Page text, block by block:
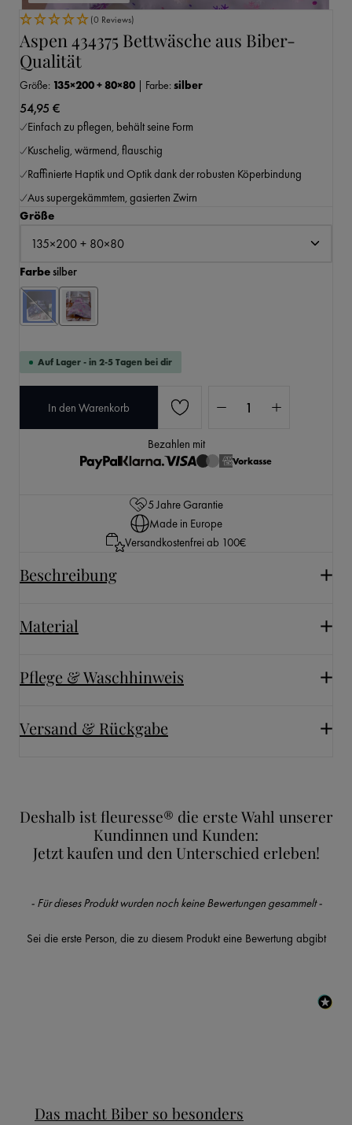
(0 Reviews)
Aspen 434375 Bettwäsche aus Biber-
Qualität
Größe: 135×200 + 80×80 | Farbe: silber
54,95 €
Einfach zu pflegen, behält seine Form
Kuschelig, wärmend, flauschig
Raffinierte Haptik und Optik dank der robusten Köperbindung
Aus supergekämmtem, gasierten Zwirn
Größeauswählen
Farbeauswählen
silber
Auf Lager - in 2-5 Tagen bei dir
In den Warenkorb
Bezahlen mit
Vorkasse
5 Jahre Garantie
Made in Europe
Versandkostenfrei ab 100€
Beschreibung
Material
Pflege & Waschhinweis
Versand & Rückgabe
Deshalb ist fleuresse® die erste Wahl unserer
Kundinnen und Kunden:
Jetzt kaufen und den Unterschied erleben!
- Für dieses Produkt wurden noch keine Bewertungen gesammelt -
Sei die erste Person, die zu diesem Produkt eine Bewertung abgibt
New content loaded
Das macht Biber so besonders